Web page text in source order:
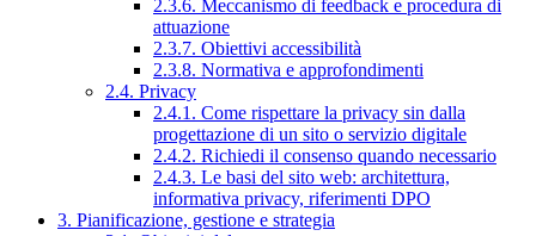
2.3.6. Meccanismo di feedback e procedura di
attuazione
2.3.7. Obiettivi accessibilità
2.3.8. Normativa e approfondimenti
2.4. Privacy
2.4.1. Come rispettare la privacy sin dalla
progettazione di un sito o servizio digitale
2.4.2. Richiedi il consenso quando necessario
2.4.3. Le basi del sito web: architettura,
informativa privacy, riferimenti DPO
3. Pianificazione, gestione e strategia